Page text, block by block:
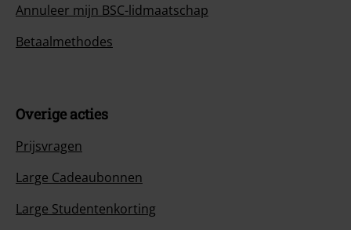
Annuleer mijn BSC-lidmaatschap
Betaalmethodes
Overige acties
Prijsvragen
Large Cadeaubonnen
Large Studentenkorting